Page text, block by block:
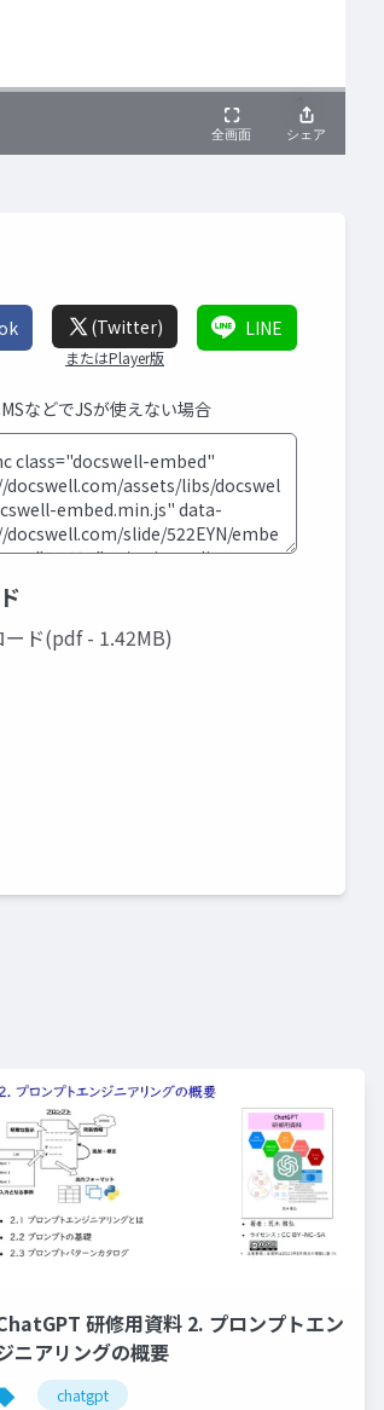
(Twitter)
またはPlayer版
LINE
などでJSが使えない場合
ード(pdf - 1.42MB)
研修用資料 2. プロンプトエン
ニアリングの概要
chatgpt